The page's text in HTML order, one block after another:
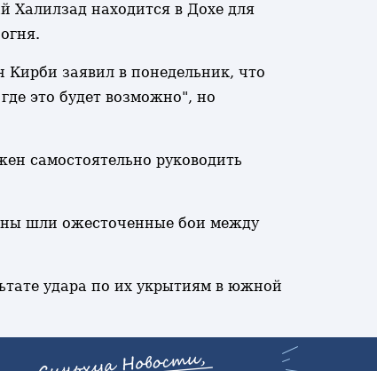
Халилзад находится в Дохе для
заявил в понедельник, что
это будет возможно", но
самостоятельно руководить
шли ожесточенные бои между
удара по их укрытиям в южной